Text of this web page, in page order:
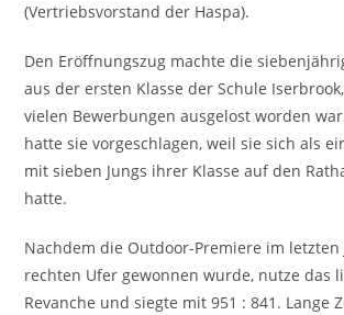
(Vertriebsvorstand der Haspa).
Den Eröffnungszug machte die
aus der ersten Klasse der Schule
vielen Bewerbungen ausgelost worden
hatte sie vorgeschlagen, weil sie sich als
mit sieben Jungs ihrer Klasse auf den
hatte.
Nachdem die Outdoor-Premiere im letzten
rechten Ufer gewonnen wurde, nutze das
Revanche und siegte mit 951 : 841. Lange